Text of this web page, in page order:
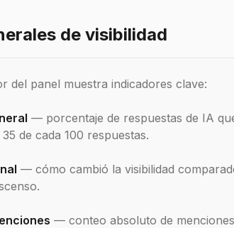
de visibilidad
del panel muestra indicadores clave:
— porcentaje de respuestas de IA
de cada 100 respuestas.
— cómo cambió la visibilidad
— conteo absoluto de